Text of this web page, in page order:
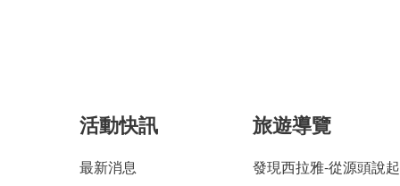
活動快訊
最新消息
旅遊導覽
發現西拉雅-從源頭說起